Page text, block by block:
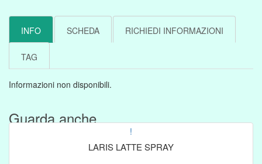
INFO SCHEDA RICHIEDI INFORMAZIONI
TAG
Informazioni non disponibili.
Guarda anche....
!
LARIS LATTE SPRAY